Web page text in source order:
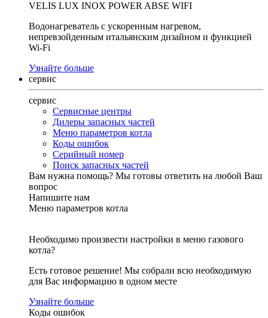
VELIS LUX INOX POWER ABSE WIFI
Водонагреватель с ускоренным нагревом,
непревзойденным итальянским дизайном и функцией
Wi-Fi
Узнайте больше
сервис
сервис
Сервисные центры
Дилеры запасных частей
Меню параметров котла
Коды ошибок
Серийный номер
Поиск запасных частей
Вам нужна помощь? Мы готовы ответить на любой Ваш
вопрос
Напишите нам
Меню параметров котла
Необходимо произвести настройки в меню газового
котла?
Есть готовое решение! Мы собрали всю необходимую
для Вас информацию в одном месте
Узнайте больше
Коды ошибок